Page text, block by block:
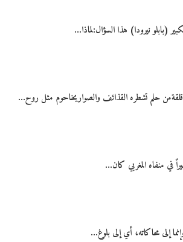
نيرودا) هذا السؤال:لماذا…
حلم تشطره القذائف والصواريخاحوم مثل روح…
في منفاه المغربي كان…
إلى محاكاته، أي إلى بلوغ…